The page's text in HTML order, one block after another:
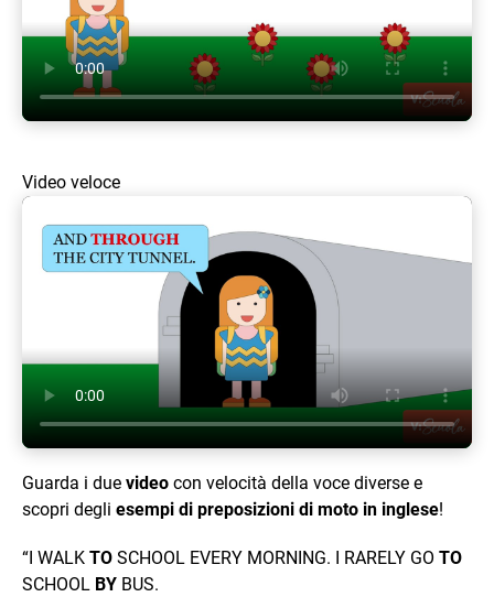
Video veloce
Guarda i due video con velocità della voce diverse e
scopri degli esempi di preposizioni di moto in inglese!
“I WALK TO SCHOOL EVERY MORNING. I RARELY GO TO
SCHOOL BY BUS.